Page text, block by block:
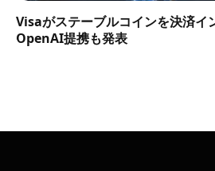
Visaがステーブルコインを決済イ
OpenAI提携も発表